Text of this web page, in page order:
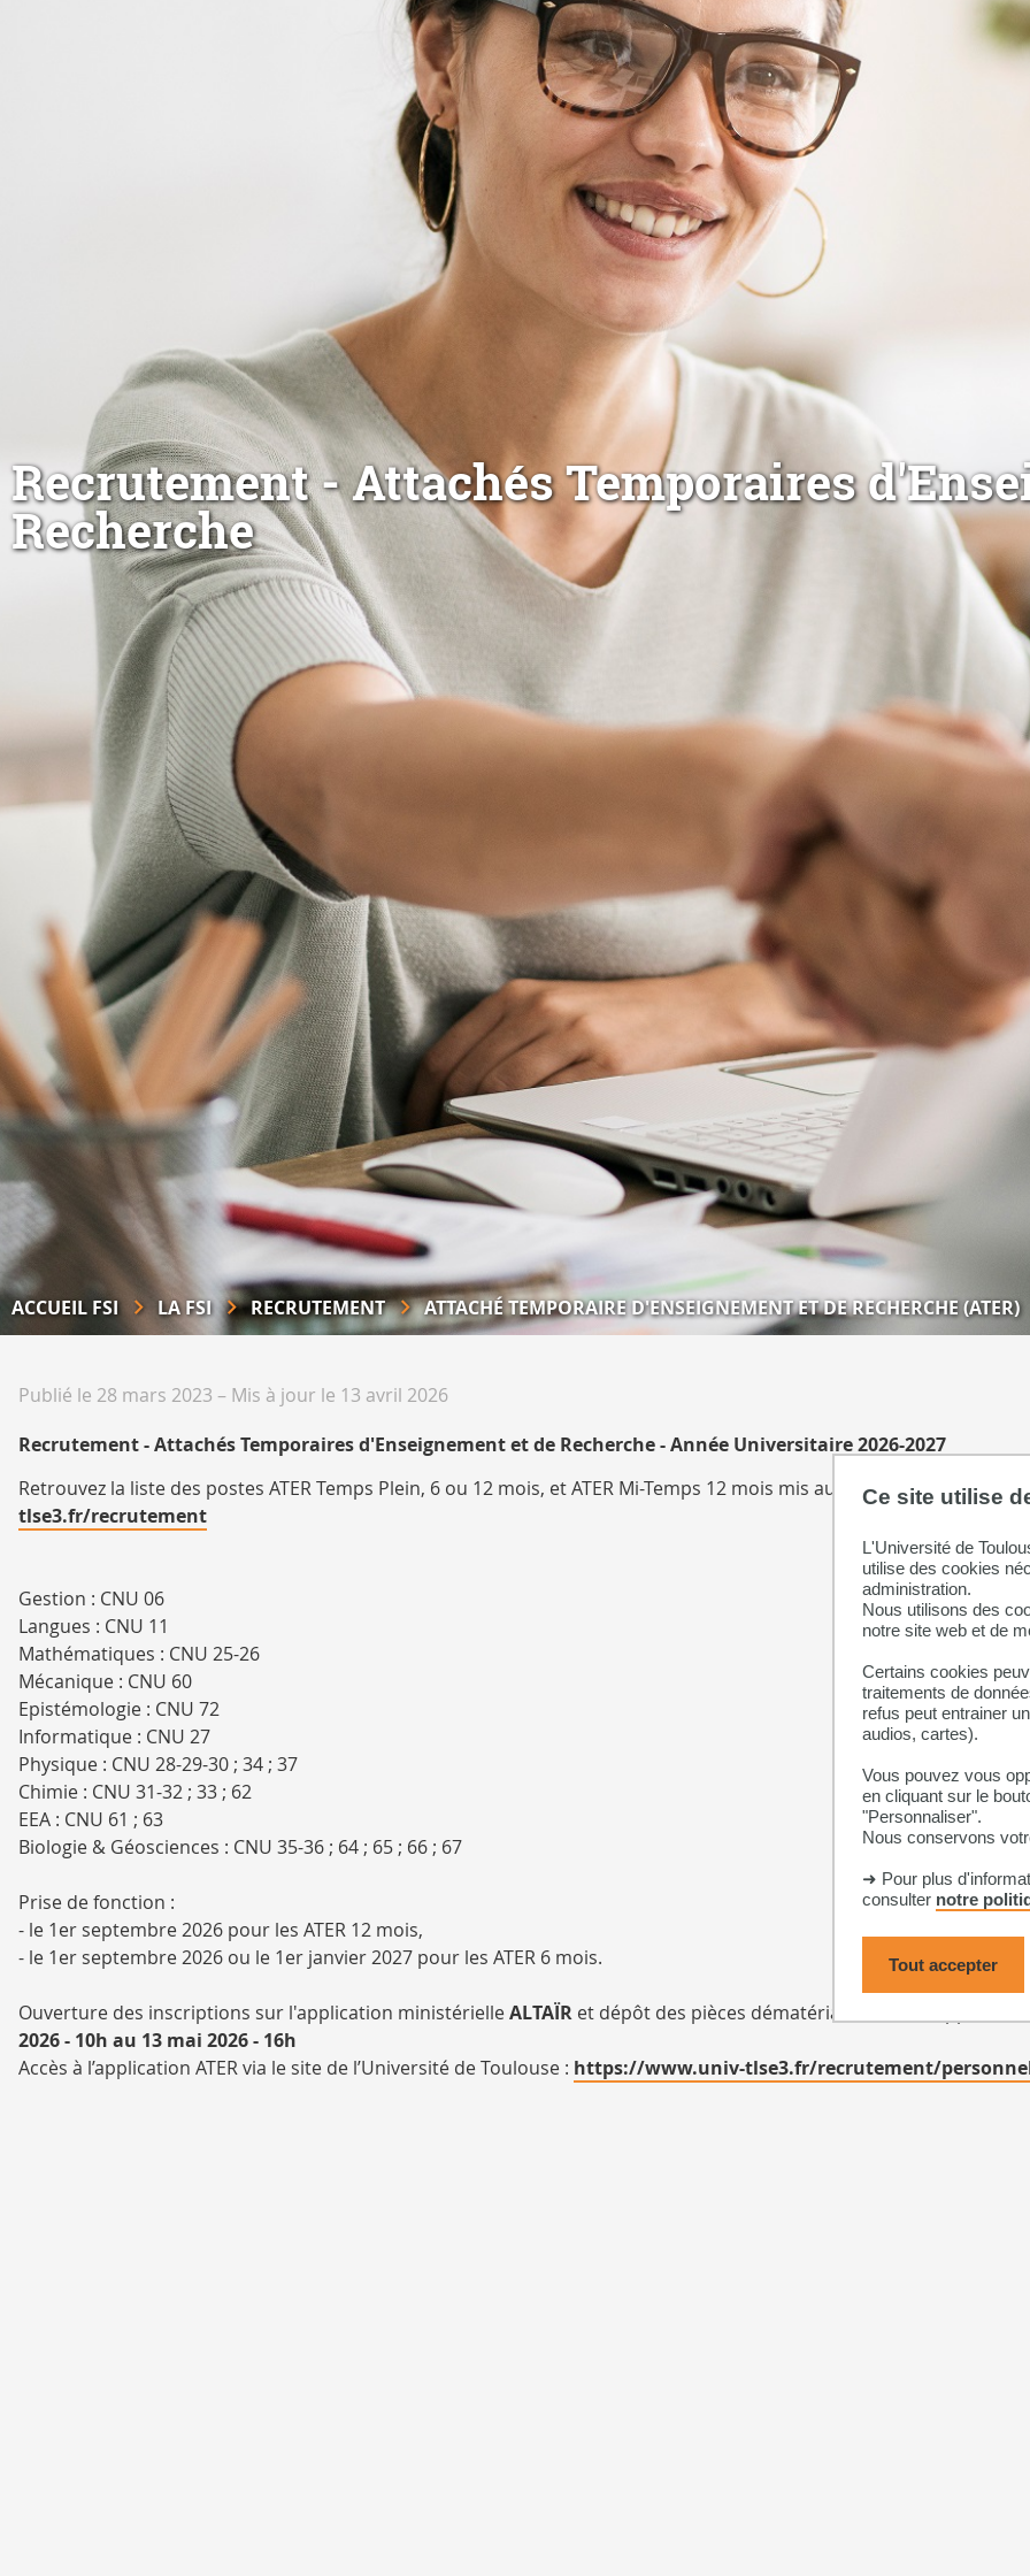
Ce site utilise
L'Université de
utilise des cookies
administration.
Nous utilisons des
notre site web et de
Certains cookies
traitements de
refus peut entrainer
audios, cartes).
Vous pouvez vous
en cliquant sur le
"Personnaliser".
Nous conservons
➜ Pour plus
consulter notre
Tout accepter
Recrutement - Attachés Temporaires
Recherche
ACCUEIL FSI LA FSI RECRUTEMENT ATTACHÉ TEMPORAIRE D'ENSEIGNEMENT ET DE RECHERCHE (ATER)
Publié le 28 mars 2023 – Mis à jour le 13 avril 2026
Recrutement - Attachés Temporaires d'Enseignement et de Recherche - Année Universitaire 2026-2027
Retrouvez la liste des postes ATER Temps Plein, 6 ou 12 mois, et ATER Mi-Temps 12 mois mis au recrutement à la
tlse3.fr/recrutement
Gestion : CNU 06
Langues : CNU 11
Mathématiques : CNU 25-26
Mécanique : CNU 60
Epistémologie : CNU 72
Informatique : CNU 27
Physique : CNU 28-29-30 ; 34 ; 37
Chimie : CNU 31-32 ; 33 ; 62
EEA : CNU 61 ; 63
Biologie & Géosciences : CNU 35-36 ; 64 ; 65 ; 66 ; 67
Prise de fonction :
- le 1er septembre 2026 pour les ATER 12 mois,
- le 1er septembre 2026 ou le 1er janvier 2027 pour les ATER 6 mois.
Ouverture des inscriptions sur l'application ministérielleALTAÏR et dépôt des pièces dématérialisées sur l'application
2026 - 10h au 13 mai 2026 - 16h
Accès à l’application ATER via le site de l’Université de Toulouse : https://www.univ-tlse3.fr/recrutement/